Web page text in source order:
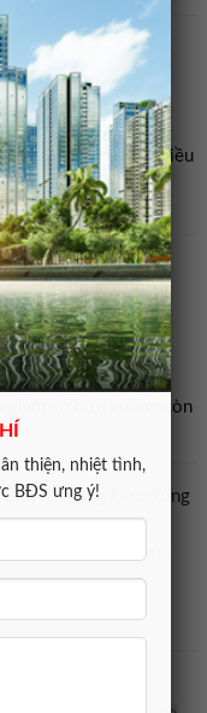
thiện, nhiệt tình,
BĐS ưng ý!
đăng ký mua hơn
ngày 2/6 với vốn điều
phiếu đủ để sở hữu
61% vốn điều lệ
phiếu VIW, tương
giảm sở hữu xuống còn
Thượng Đình,Tổng
Đình,Khu đất 277
#vốn #điều #lệ